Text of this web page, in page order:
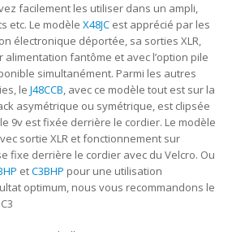
facilement les utiliser dans un ampli,
etc. Le modèle X48JC est apprécié par les
électronique déportée, sa sorties XLR,
fantôme et avec l’option pile
simultanément. Parmi les autres
le J48CCB, avec ce modèle tout est sur la
asymétrique ou symétrique, est clipsée
9v est fixée derrière le cordier. Le modèle
sortie XLR et fonctionnement sur
fixe derrière le cordier avec du Velcro. Ou
etC3BHP pour une utilisation
optimum, nous vous recommandons le